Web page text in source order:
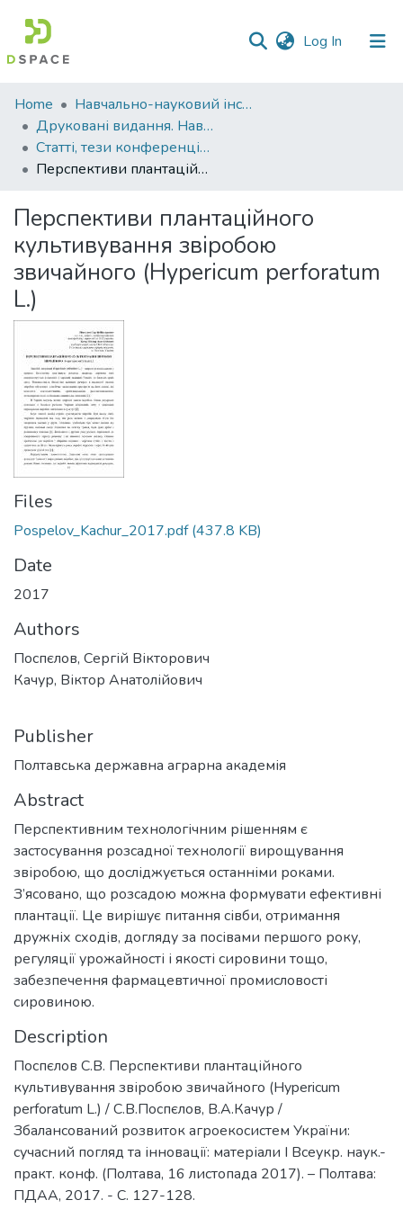
Log In (current)
Communities
&
Collections
All of DSpace
Statistics
Home
Навчально-науковий інститут агротехнологій, селекції та екології
Друковані видання. Навчально-науковий інститут агротехнологій, селекції та екології
Статті, тези конференцій. Навчально-науковий інститут агротехнологій, селекції та екології
Перспективи плантаційного культивування звіробою звичайного (Hypericum perforatum L.)
Перспективи плантаційного
культивування звіробою
звичайного (Hypericum perforatum
L.)
Files
Pospelov_Kachur_2017.pdf(437.8 KB)
Date
2017
Authors
Поспєлов, Сергій Вікторович
Качур, Віктор Анатолійович
Publisher
Полтавська державна аграрна академія
Abstract
Перспективним технологічним рішенням є
застосування розсадної технології вирощування
звіробою, що досліджується останніми роками.
З’ясовано, що розсадою можна формувати ефективні
плантації. Це вирішує питання сівби, отримання
дружніх сходів, догляду за посівами першого року,
регуляції урожайності і якості сировини тощо,
забезпечення фармацевтичної промисловості
сировиною.
Description
Поспєлов С.В. Перспективи плантаційного
культивування звіробою звичайного (Hypericum
perforatum L.) / С.В.Поспєлов, В.А.Качур /
Збалансований розвиток агроекосистем України:
сучасний погляд та інновації: матеріали І Всеукр. наук.-
практ. конф. (Полтава, 16 листопада 2017). – Полтава:
ПДАА, 2017. - C. 127-128.